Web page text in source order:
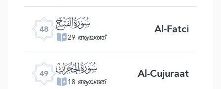
48 ﯝ
29 ആയത്ത് Al-Fatci
49 ﯞ
18 ആയത്ത് Al-Cujuraat